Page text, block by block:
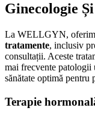
Ginecologie
La WELLGYN, oferim
tratamente, inclusiv
consultații. Aceste
mai frecvente patologii
sănătate optimă pentru
Terapie